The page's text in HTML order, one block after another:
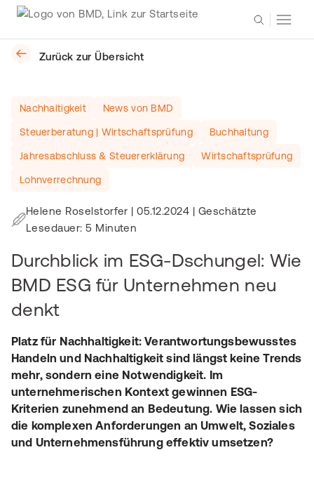
Zurück zur Übersicht
Nachhaltigkeit News von BMD
Steuerberatung | Wirtschaftsprüfung Buchhaltung
Jahresabschluss & Steuererklärung Wirtschaftsprüfung
Lohnverrechnung
Helene Roselstorfer |05.12.2024 | Geschätzte
Lesedauer: 5 Minuten
Durchblick im ESG-Dschungel: Wie
BMD ESG für Unternehmen neu
denkt
Platz für Nachhaltigkeit: Verantwortungsbewusstes
Handeln und Nachhaltigkeit sind längst keine Trends
mehr, sondern eine Notwendigkeit. Im
unternehmerischen Kontext gewinnen ESG-
Kriterien zunehmend an Bedeutung. Wie lassen sich
die komplexen Anforderungen an Umwelt, Soziales
und Unternehmensführung effektiv umsetzen?